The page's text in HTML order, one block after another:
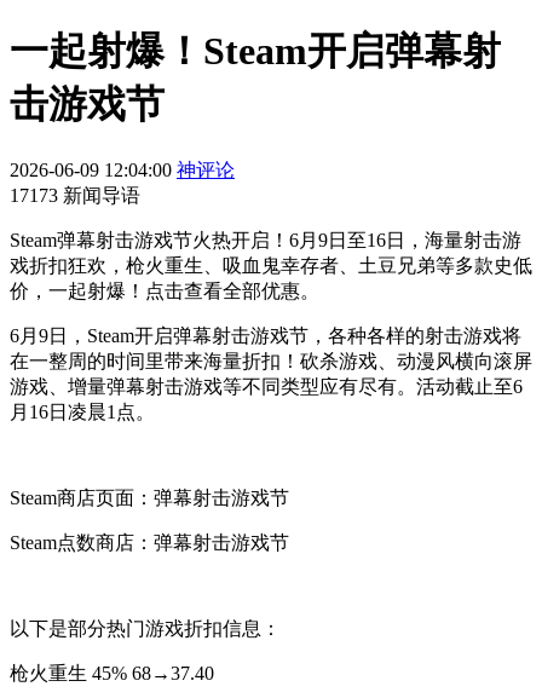
一起射爆！Steam开启弹幕射
击游戏节
2026-06-09 12:04:00 神评论
17173 新闻导语
Steam弹幕射击游戏节火热开启！6月9日至16日，海量射击游
戏折扣狂欢，枪火重生、吸血鬼幸存者、土豆兄弟等多款史低
价，一起射爆！点击查看全部优惠。
6月9日，Steam开启弹幕射击游戏节，各种各样的射击游戏将
在一整周的时间里带来海量折扣！砍杀游戏、动漫风横向滚屏
游戏、增量弹幕射击游戏等不同类型应有尽有。活动截止至6
月16日凌晨1点。
Steam商店页面：弹幕射击游戏节
Steam点数商店：弹幕射击游戏节
以下是部分热门游戏折扣信息：
枪火重生 45% 68→37.40